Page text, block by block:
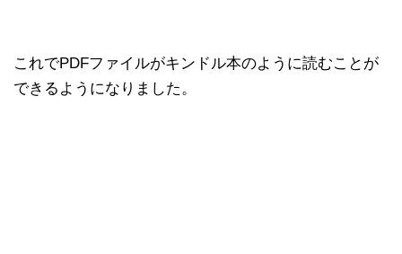
これでPDFファイルがキンドル本のように読むことが
できるようになりました。